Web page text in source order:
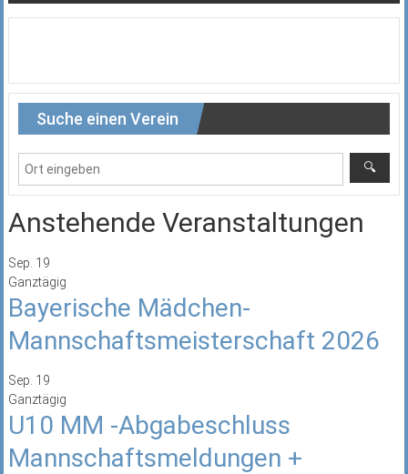
Suche einen Verein
Anstehende Veranstaltungen
Sep. 19
Ganztägig
Bayerische Mädchen-
Mannschaftsmeisterschaft 2026
Sep. 19
Ganztägig
U10 MM -Abgabeschluss
Mannschaftsmeldungen +